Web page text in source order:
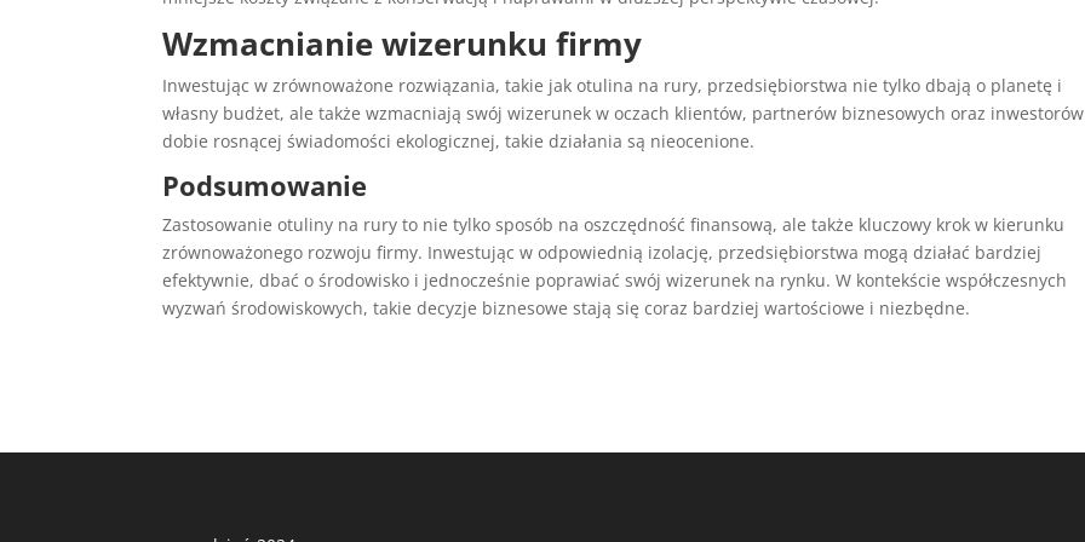
Wzmacnianie wizerunku firmy
Inwestując w zrównoważone rozwiązania, takie jak otulina na rury, przedsiębiorstwa nie tylko dbają o planetę i
własny budżet, ale także wzmacniają swój wizerunek w oczach klientów, partnerów biznesowych oraz
dobie rosnącej świadomości ekologicznej, takie działania są nieocenione.
Podsumowanie
Zastosowanie otuliny na rury to nie tylko sposób na oszczędność finansową, ale także kluczowy krok w kierunku
zrównoważonego rozwoju firmy. Inwestując w odpowiednią izolację, przedsiębiorstwa mogą działać bardziej
efektywnie, dbać o środowisko i jednocześnie poprawiać swój wizerunek na rynku. W kontekście współczesnych
wyzwań środowiskowych, takie decyzje biznesowe stają się coraz bardziej wartościowe i niezbędne.